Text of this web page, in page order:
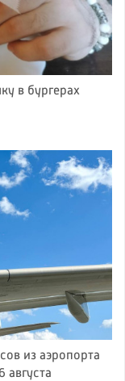
в бургерах
из аэропорта
августа